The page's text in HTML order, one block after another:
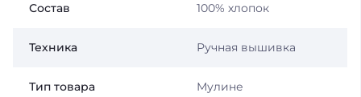
Состав 100% хлопок
Техника Ручная вышивка
Тип товара Мулине